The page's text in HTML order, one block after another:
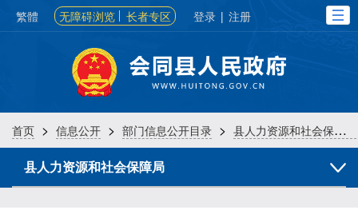
繁體 无障碍浏览 长者专区 登录 | 注册
首页 > 信息公开 > 部门信息公开目录 > 县人力资源和社会保障局
县人力资源和社会保障局